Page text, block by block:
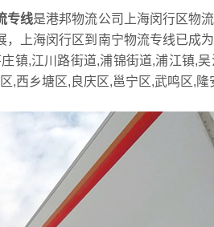
专线是港邦物流公司上海闵行区物
，上海闵行区到南宁物流专线已成
镇,江川路街道,浦锦街道,浦江镇,
,西乡塘区,良庆区,邕宁区,武鸣区,隆